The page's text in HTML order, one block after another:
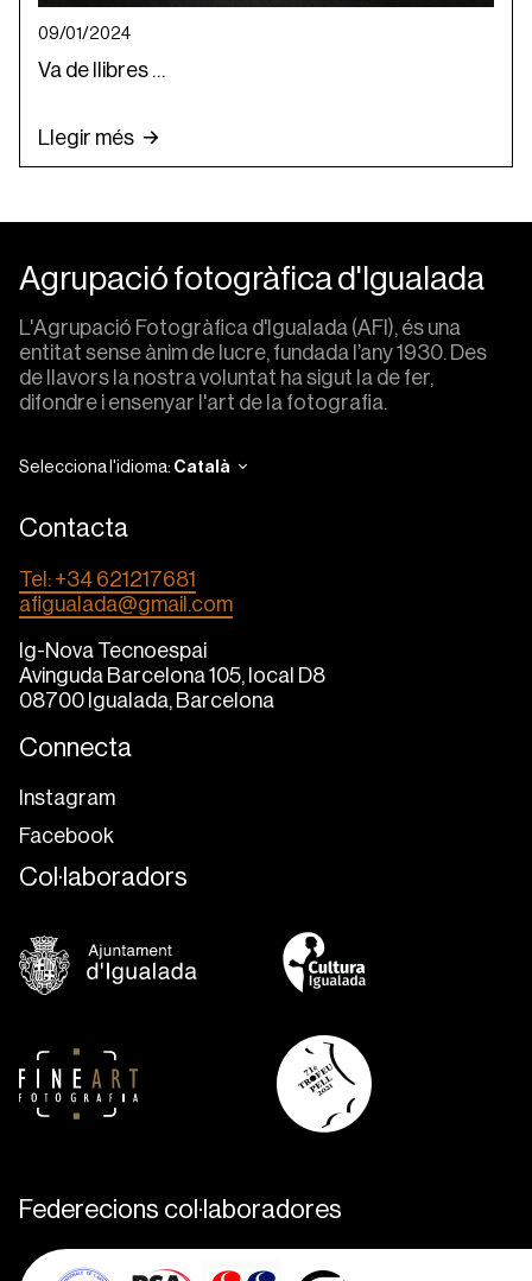
Va de llibres …
Llegir més
09/01/2024
Agrupació fotogràfica d'Igualada
L'Agrupació Fotogràfica d'Igualada (AFI), és una
entitat sense ànim de lucre, fundada l’any 1930. Des
de llavors la nostra voluntat ha sigut la de fer,
difondre i ensenyar l'art de la fotografia.
Selecciona l'idioma: Català
Contacta
Tel: +34 621217681
afigualada@gmail.com
Ig-Nova Tecnoespai
Avinguda Barcelona 105, local D8
08700 Igualada, Barcelona
Connecta
Instagram
Facebook
Col·laboradors
Federecions col·laboradores